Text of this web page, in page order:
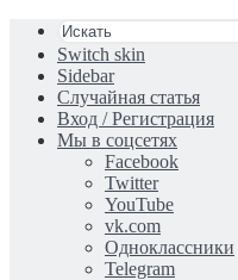
Switch skin
Sidebar
Случайная статья
Вход / Регистрация
Мы в соцсетях
Facebook
Twitter
YouTube
vk.com
Одноклассники
Telegram